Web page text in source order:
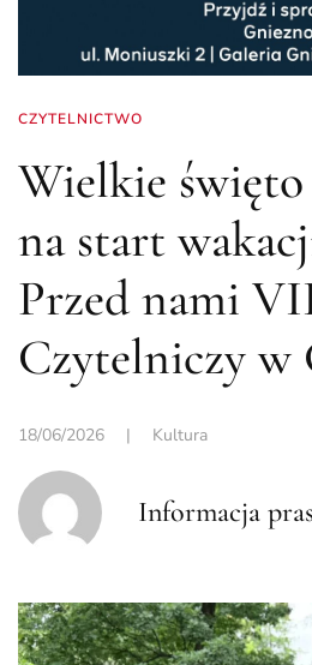
CZYTELNICTWO
Wielkie
na start
Przed nami
Czytelniczy w
18/06/2026 | Kultura
Informacja